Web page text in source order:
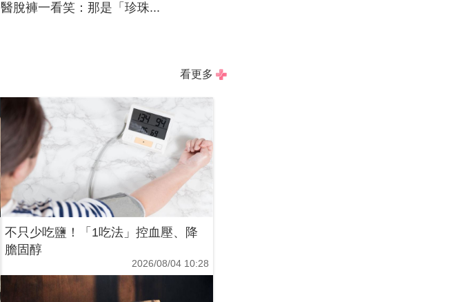
醫脫褲一看笑：那是「珍珠...
看更多
不只少吃鹽！「1吃法」控血壓、降
膽固醇
2026/08/04 10:28